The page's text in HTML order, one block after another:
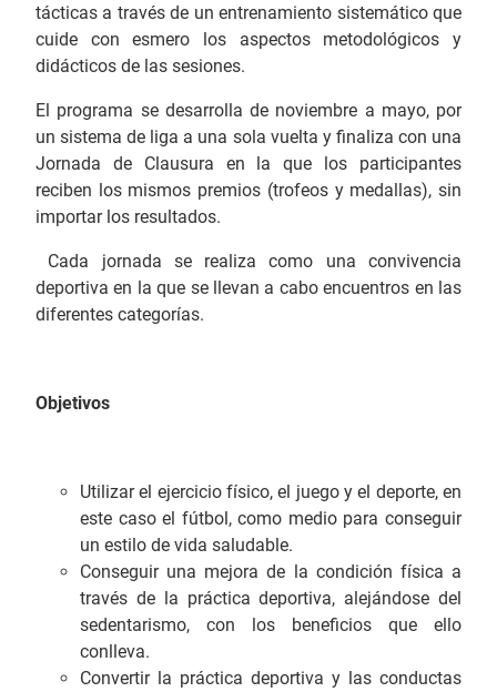
tácticas a través de un entrenamiento sistemático que
cuide con esmero los aspectos metodológicos y
didácticos de las sesiones.
El programa se desarrolla de noviembre a mayo, por
un sistema de liga a una sola vuelta y finaliza con una
Jornada de Clausura en la que los participantes
reciben los mismos premios (trofeos y medallas), sin
importar los resultados.
Cada jornada se realiza como una convivencia
deportiva en la que se llevan a cabo encuentros en las
diferentes categorías.
Objetivos
Utilizar el ejercicio físico, el juego y el deporte, en
este caso el fútbol, como medio para conseguir
un estilo de vida saludable.
Conseguir una mejora de la condición física a
través de la práctica deportiva, alejándose del
sedentarismo, con los beneficios que ello
conlleva.
Convertir la práctica deportiva y las conductas